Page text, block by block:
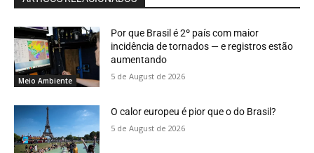
Meio Ambiente
Por que Brasil é 2º país com maior
incidência de tornados — e registros estão
aumentando
5 de August de 2026
O calor europeu é pior que o do Brasil?
5 de August de 2026